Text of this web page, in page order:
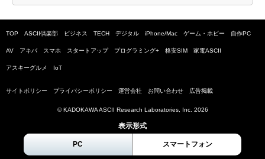
TOP ASCII倶楽部 ビジネス TECH デジタル iPhone/Mac ゲーム・ホビー 自作PC
AV アキバ スマホ スタートアップ プログラミング+ 格安SIM 家電ASCII
アスキーグルメ IoT
サイトポリシー プライバシーポリシー 運営会社 お問い合わせ 広告掲載
© KADOKAWA ASCII Research Laboratories, Inc. 2026
表示形式
PC スマートフォン